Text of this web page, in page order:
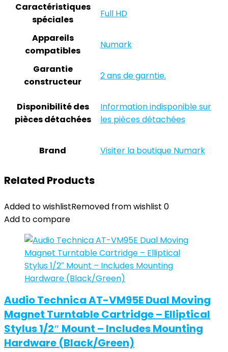
Caractéristiques
spéciales
‎Full HD
Appareils
compatibles
‎Numark
Garantie
constructeur
‎2 ans de garntie.
Disponibilité des
pièces détachées
‎Information indisponible sur
les pièces détachées
Brand Visiter la boutique Numark
Related Products
Added to wishlistRemoved from wishlist 0
Add to compare
Audio Technica AT-VM95E Dual Moving
Magnet Turntable Cartridge – Elliptical
Stylus 1/2″ Mount – Includes Mounting
Hardware (Black/Green)